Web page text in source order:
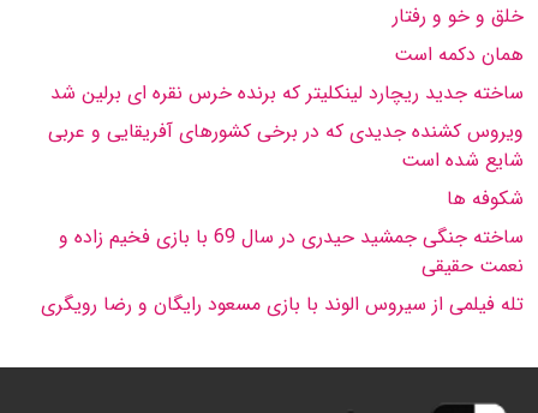
خلق و خو و رفتار
همان دكمه است
ساخته جدید ریچارد لینكلیتر كه برنده خرس نقره اى برلین شد
ویروس كشنده جدیدى كه در برخى كشورهاى آفریقایى و عربى
شایع شده است
شكوفه ها
ساخته جنگى جمشید حیدرى در سال 69 با بازى فخیم زاده و
نعمت حقیقى
تله فیلمى از سیروس الوند با بازى مسعود رایگان و رضا رویگرى